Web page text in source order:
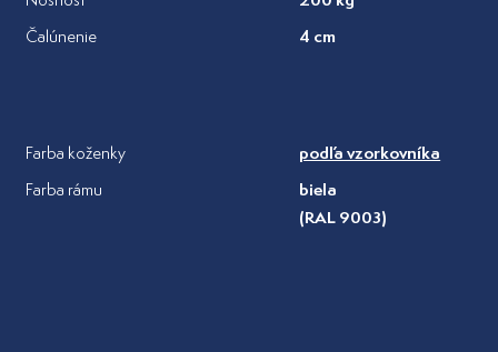
Čalúnenie 4 cm
Farba koženky podľa vzorkovníka
Farba rámu
biela
(RAL 9003)